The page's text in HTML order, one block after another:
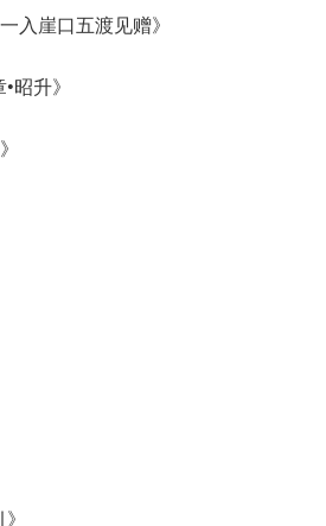
入崖口五渡见赠》
升》